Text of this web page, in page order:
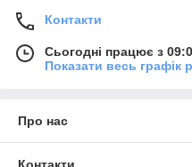
Контакти
Сьогодні працює з
Показати весь графік
Про нас